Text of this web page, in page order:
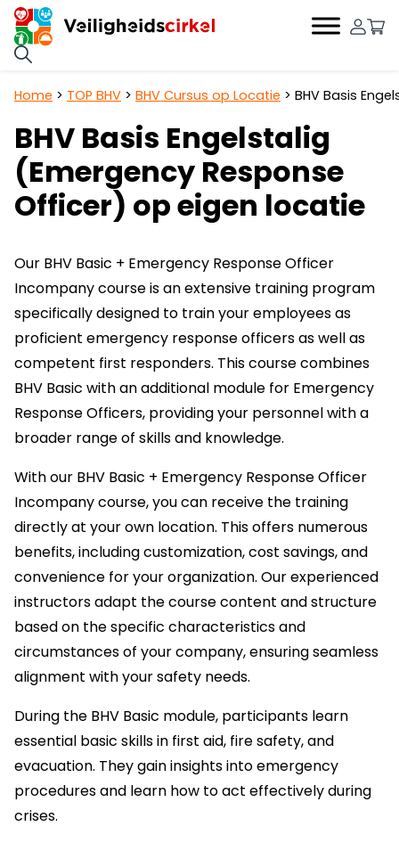
Hoofdnavigatie
Home > TOP BHV > BHV Cursus op Locatie > BHV Basis
BHV Basis Engelstalig
(Emergency Response
Officer) op eigen locatie
Our BHV Basic + Emergency Response Officer
Incompany course is an extensive training program
specifically designed to train your employees as
proficient emergency response officers as well as
competent first responders. This course combines
BHV Basic with an additional module for Emergency
Response Officers, providing your personnel with a
broader range of skills and knowledge.
With our BHV Basic + Emergency Response Officer
Incompany course, you can receive the training
directly at your own location. This offers numerous
benefits, including customization, cost savings, and
convenience for your organization. Our experienced
instructors adapt the course content and structure
based on the specific characteristics and
circumstances of your company, ensuring seamless
alignment with your safety needs.
During the BHV Basic module, participants learn
essential basic skills in first aid, fire safety, and
evacuation. They gain insights into emergency
procedures and learn how to act effectively during
crises.